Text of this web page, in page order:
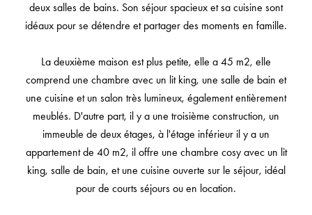
deux salles de bains. Son séjour spacieux et sa cuisine sont
idéaux pour se détendre et partager des moments en famille.
La deuxième maison est plus petite, elle a 45 m2, elle
comprend une chambre avec un lit king, une salle de bain et
une cuisine et un salon très lumineux, également entièrement
meublés. D'autre part, il y a une troisième construction, un
immeuble de deux étages, à l'étage inférieur il y a un
appartement de 40 m2, il offre une chambre cosy avec un lit
king, salle de bain, et une cuisine ouverte sur le séjour, idéal
pour de courts séjours ou en location.